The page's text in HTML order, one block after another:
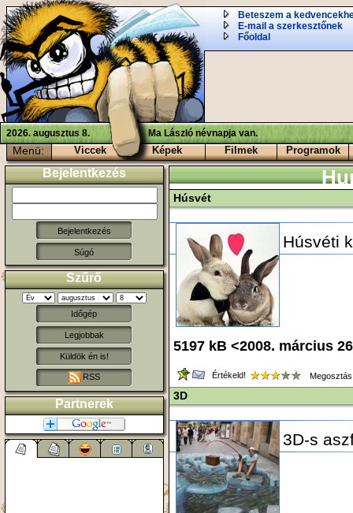
Beteszem a
E-mail a szerkesztőnek
Főoldal
2026. augusztus 8. Ma László névnapja van.
Menü: Viccek Képek Filmek Programok
Bejelentkezés
Súgó
Szűrő
Időgép
Legjobbak
Küldök én is!
RSS
Partnerek
Húsvét
Húsvéti
5197 kB <2008. március
Értékeld!
3D
3D-s